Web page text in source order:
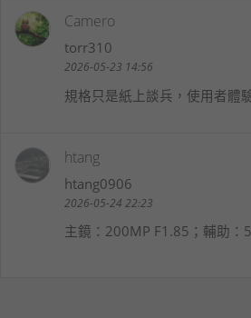
Camero
torr310
2026-05-23 14:56
規格只是紙上談兵，使用者體
htang
htang0906
2026-05-24 22:23
主鏡：200MP F1.85；輔助：